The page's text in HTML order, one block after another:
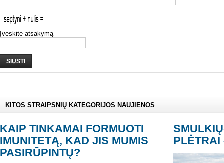
Įveskite atsakymą
SIŲSTI
KITOS STRAIPSNIŲ KATEGORIJOS NAUJIENOS
KAIP TINKAMAI FORMUOTI
IMUNITETĄ, KAD JIS MUMIS
PASIRŪPINTŲ?
PLĖTRAI